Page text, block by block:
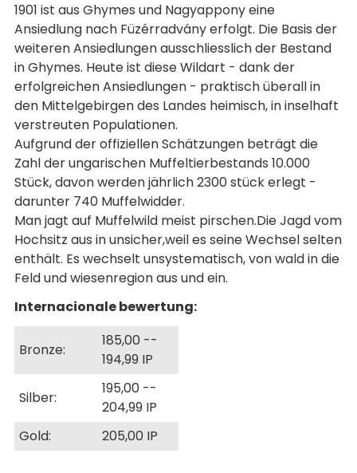
1901 ist aus Ghymes und Nagyappony eine
Ansiedlung nach Füzérradvány erfolgt. Die Basis der
weiteren Ansiedlungen ausschliesslich der Bestand
in Ghymes. Heute ist diese Wildart - dank der
erfolgreichen Ansiedlungen - praktisch überall in
den Mittelgebirgen des Landes heimisch, in inselhaft
verstreuten Populationen.
Aufgrund der offiziellen Schätzungen beträgt die
Zahl der ungarischen Muffeltierbestands 10.000
Stück, davon werden jährlich 2300 stück erlegt -
darunter 740 Muffelwidder.
Man jagt auf Muffelwild meist pirschen.Die Jagd vom
Hochsitz aus in unsicher,weil es seine Wechsel selten
enthält. Es wechselt unsystematisch, von wald in die
Feld und wiesenregion aus und ein.
Internacionale bewertung:
Bronze:
185,00 -­
194,99 IP
Silber:
195,00 -­
204,99 IP
Gold:
205,00 IP